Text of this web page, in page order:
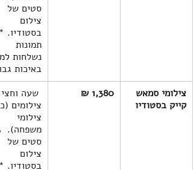
סטים של
צילום
תמונות
נשלחות
באיכות
צילומי סמאש
קייק בסטודיו
₪ 1,380
שעה
צילומים
צילומי
סטים של
צילום